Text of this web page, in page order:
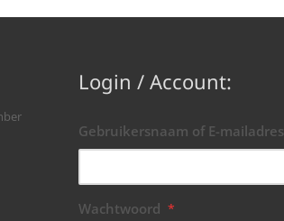
Login / Account:
Gebruikersnaam of E-mailadres
Wachtwoord *